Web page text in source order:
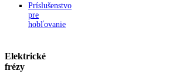
Príslušenstvo
pre
hobľovanie
Elektrické
frézy